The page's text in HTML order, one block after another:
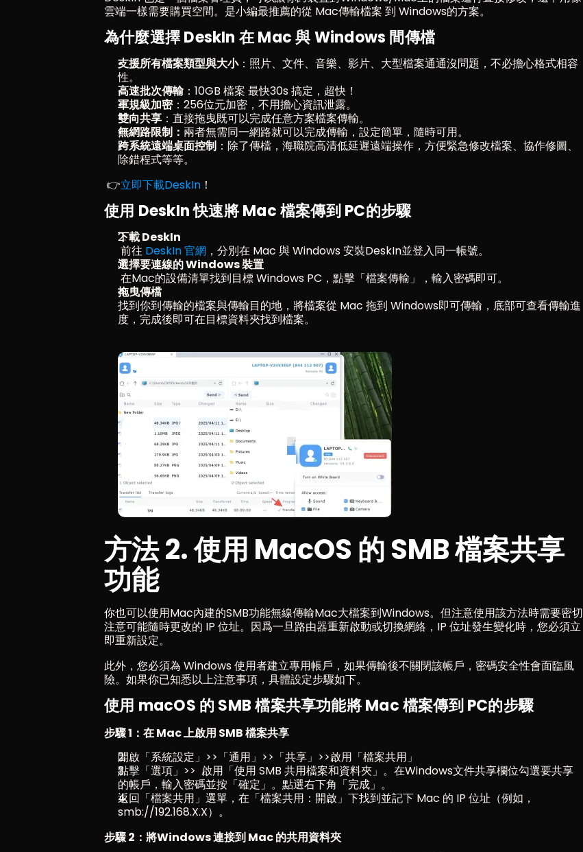
雲端一樣需要購買空間。是小編最推薦的從 Mac傳輸檔案 到 Windows的方案。
為什麼選擇 DeskIn 在 Mac 與 Windows 間傳檔
支援所有檔案類型與大小：照片、文件、音樂、影片、大型檔案通通沒問題，不必擔心格式相容
性。
高速批次傳輸：10GB 檔案 最快30s 搞定，超快！
軍規級加密：256位元加密，不用擔心資訊泄露。
雙向共享 ：直接拖曳既可以完成任意方案檔案傳輸。
無網路限制： 兩者無需同一網路就可以完成傳輸，設定簡單，隨時可用。
跨系統遠端桌面控制 ：除了傳檔，海職院高清低延遲遠端操作，方便緊急修改檔案、協作修圖、
除錯程式等等。
👉立即下載DeskIn ！
使用 DeskIn 快速將 Mac 檔案傳到 PC的步驟
下載 DeskIn
前往 DeskIn 官網 ，分別在 Mac 與 Windows 安裝DeskIn並登入同一帳號。
選擇要連線的 Windows 裝置
在Mac的設備清單找到目標 Windows PC，點擊「檔案傳輸」，輸入密碼即可。
拖曳傳檔
找到你到傳輸的檔案與傳輸目的地，將檔案從 Mac 拖到 Windows即可傳輸，底部可查看傳輸進
度，完成後即可在目標資料夾找到檔案。
方法 2. 使用 MacOS 的 SMB 檔案共享
功能
你也可以使用Mac內建的SMB功能無線傳輸Mac大檔案到Windows。但注意使用該方法時需要密切
注意可能隨時更改的 IP 位址。因爲一旦路由器重新啟動或切換網絡，IP 位址發生變化時，您必須立
即重新設定。
此外，您必須為 Windows 使用者建立專用帳戶，如果傳輸後不關閉該帳戶，密碼安全性會面臨風
險。如果你已知悉以上注意事項，具體設定步驟如下。
使用 macOS 的 SMB 檔案共享功能將 Mac 檔案傳到 PC的步驟
步驟 1：在 Mac 上啟用 SMB 檔案共享
開啟「系統設定」>>「通用」>>「共享」>>啟用「檔案共用」
點擊「選項」>>  啟用「使用 SMB 共用檔案和資料夾」。在Windows文件共享欄位勾選要共享
的帳戶，輸入密碼並按「確定」。點選右下角「完成」。
返回「檔案共用」選單，在「檔案共用：開啟」下找到並記下 Mac 的 IP 位址（例如，
smb://192.168.X.X）。
步驟 2：將Windows 連接到 Mac 的共用資料夾